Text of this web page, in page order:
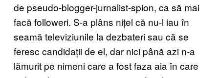
de pseudo-blogger-jurnalist-spion, ca să mai
facă followeri. S-a plâns nițel că nu-l iau în
seamă televiziunile la dezbateri sau că se
feresc candidații de el, dar nici până azi n-a
lămurit pe nimeni care a fost faza aia în care